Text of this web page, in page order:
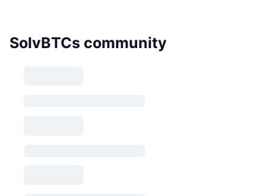
SolvBTCs community